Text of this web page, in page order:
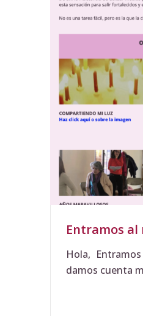
Entramos al
Hola,
damos cuenta